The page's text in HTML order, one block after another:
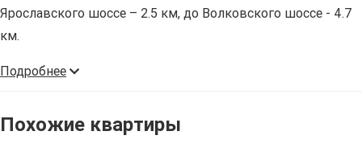
Ярославского шоссе – 2.5 км, до Волковского шоссе - 4.7
км.
Подробнее
Похожие квартиры